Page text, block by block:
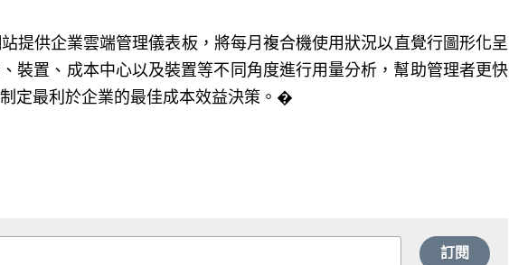
提供企業雲端管理儀表板，將每月複合機使用狀況以直覺行圖形化呈
裝置、成本中心以及裝置等不同角度進行用量分析，幫助管理者更快
定最利於企業的最佳成本效益決策。�
訂閱